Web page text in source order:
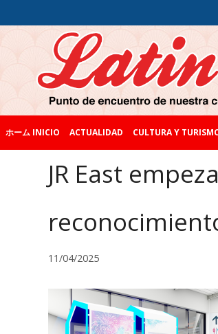
ホーム INICIO ACTUALIDAD CULTURA Y
JR East
11/04/2025